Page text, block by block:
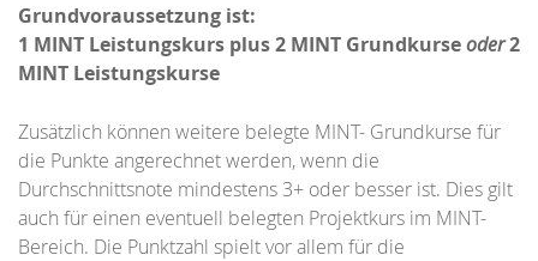
Grundvoraussetzung ist:
1 MINT Leistungskurs plus 2 MINT Grundkurseoder2
MINT Leistungskurse
Zusätzlich können weitere belegte MINT- Grundkurse für
die Punkte angerechnet werden, wenn die
Durchschnittsnote mindestens 3+ oder besser ist. Dies gilt
auch für einen eventuell belegten Projektkurs im MINT-
Bereich. Die Punktzahl spielt vor allem für die